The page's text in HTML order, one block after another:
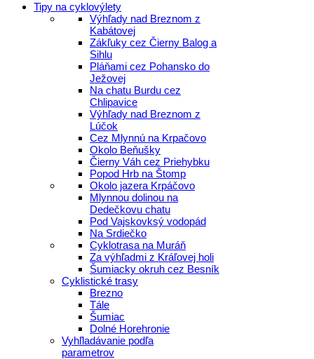
Tipy na cyklovýlety
Výhľady nad Breznom z
Kabátovej
Zákľuky cez Čierny Balog a
Sihlu
Pláňami cez Pohansko do
Ježovej
Na chatu Burdu cez
Chlipavice
Výhľady nad Breznom z
Lúčok
Cez Mlynnú na Krpačovo
Okolo Beňušky
Čierny Váh cez Priehybku
Popod Hrb na Štomp
Okolo jazera Krpáčovo
Mlynnou dolinou na
Dedečkovu chatu
Pod Vajskovksý vodopád
Na Srdiečko
Cyklotrasa na Muráň
Za výhľadmi z Kráľovej holi
Šumiacky okruh cez Besník
Cyklistické trasy
Brezno
Tále
Šumiac
Dolné Horehronie
Vyhľladávanie podľa
parametrov